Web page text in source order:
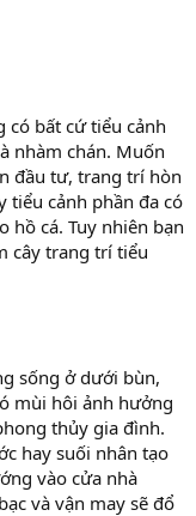
có bất cứ tiểu cảnh
nhàm chán. Muốn
đầu tư, trang trí hòn
tiểu cảnh phần đa có
hồ cá. Tuy nhiên bạn
cây trang trí tiểu
sống ở dưới bùn,
mùi hôi ảnh hưởng
thủy gia đình.
hay suối nhân tạo
vào cửa nhà
và vận may sẽ đổ